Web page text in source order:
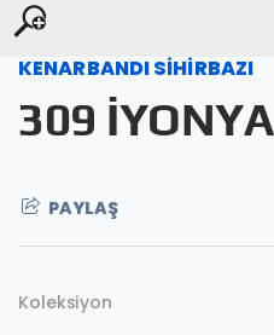
KENARBANDI SİHİRBAZI
309 İYONYA
PAYLAŞ
Koleksiyon